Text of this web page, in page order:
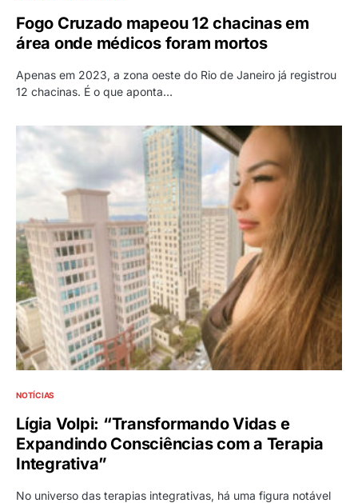
Fogo Cruzado mapeou 12 chacinas em
área onde médicos foram mortos
Apenas em 2023, a zona oeste do Rio de Janeiro já registrou
12 chacinas. É o que aponta…
NOTÍCIAS
Lígia Volpi: “Transformando Vidas e
Expandindo Consciências com a Terapia
Integrativa”
No universo das terapias integrativas, há uma figura notável